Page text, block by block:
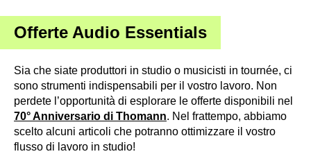
Offerte Audio Essentials
Sia che siate produttori in studio o musicisti in tournée, ci
sono strumenti indispensabili per il vostro lavoro. Non
perdete l’opportunità di esplorare le offerte disponibili nel
70° Anniversario di Thomann. Nel frattempo, abbiamo
scelto alcuni articoli che potranno ottimizzare il vostro
flusso di lavoro in studio!